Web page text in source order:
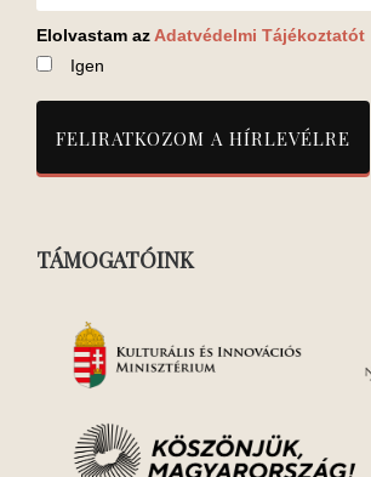
Elolvastam az Adatvédelmi Tájékoztatót
Igen
TÁMOGATÓINK